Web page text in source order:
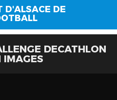
D'ALSACE DE
DECATHLON
IMAGES